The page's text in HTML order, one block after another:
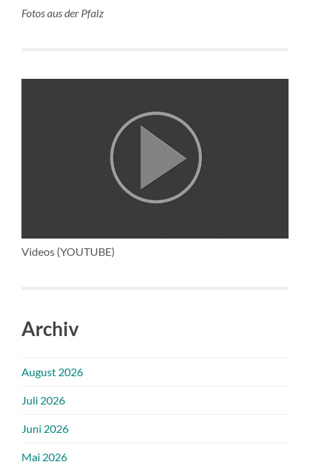
Fotos aus der Pfalz
Videos (YOUTUBE)
Archiv
August 2026
Juli 2026
Juni 2026
Mai 2026